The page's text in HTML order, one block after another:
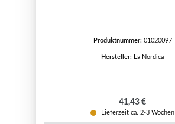
Produktnummer: 01020097
Hersteller: La Nordica
Regulärer Preis:
41,43 €
Lieferzeit ca. 2-3 Wochen